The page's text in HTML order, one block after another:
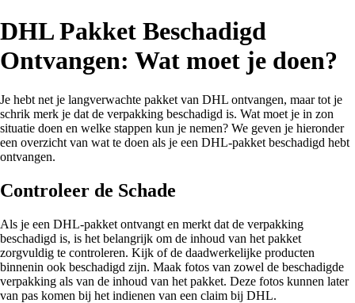
DHL Pakket Beschadigd
Ontvangen: Wat moet je doen?
Je hebt net je langverwachte pakket van DHL ontvangen, maar tot je
schrik merk je dat de verpakking beschadigd is. Wat moet je in zon
situatie doen en welke stappen kun je nemen? We geven je hieronder
een overzicht van wat te doen als je een DHL-pakket beschadigd hebt
ontvangen.
Controleer de Schade
Als je een DHL-pakket ontvangt en merkt dat de verpakking
beschadigd is, is het belangrijk om de inhoud van het pakket
zorgvuldig te controleren. Kijk of de daadwerkelijke producten
binnenin ook beschadigd zijn. Maak fotos van zowel de beschadigde
verpakking als van de inhoud van het pakket. Deze fotos kunnen later
van pas komen bij het indienen van een claim bij DHL.